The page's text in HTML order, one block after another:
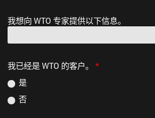
我想向 WTO 专家提供以下信息。
我已经是 WTO 的客户。 *
是
否